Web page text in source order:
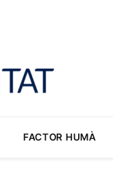
FACTOR HUMÀ